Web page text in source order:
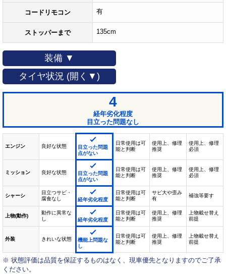
コードリモコン 有
ストッパーまで 135cm
装備 ▼
タイヤ状況 (開く▼)
4
経年劣化程度
目立った問題なし
エンジン 良好な状態
目立った問題
点がない
日常使用は可
能と判断
使用上、修理
推奨
使用上、修理
必須
ミッション 良好な状態
目立った問題
点がない
日常使用は可
能と判断
使用上、修理
推奨
使用上、修理
必須
シャーシ
目立つサビ・
腐食なし
経年劣化程度
日常使用は可
能と判断
サビ大や歪み
有
補強等要す
上物(動作)
動作に異常な
し
経年劣化程度
日常使用は可
能と判断
使用上、修理
推奨
上物載せ替え
前提
外装 きれいな状態
機能上問題な
し
日常使用は可
能と判断
使用上、修理
推奨
上物載せ替え
前提
※ 状態評価は品質を保証するものはなく、現車優先となりますのでご了承
ください。